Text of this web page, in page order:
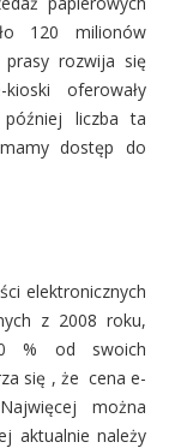
120 milionów
prasy rozwija się
oferowały
później liczba ta
dostęp do
elektronicznych
z 2008 roku,
% od swoich
się , że cena e-
można
aktualnie należy